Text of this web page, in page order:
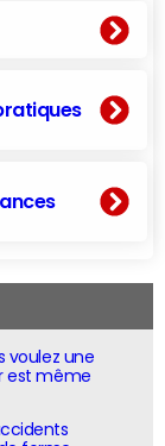
voulez une
est même